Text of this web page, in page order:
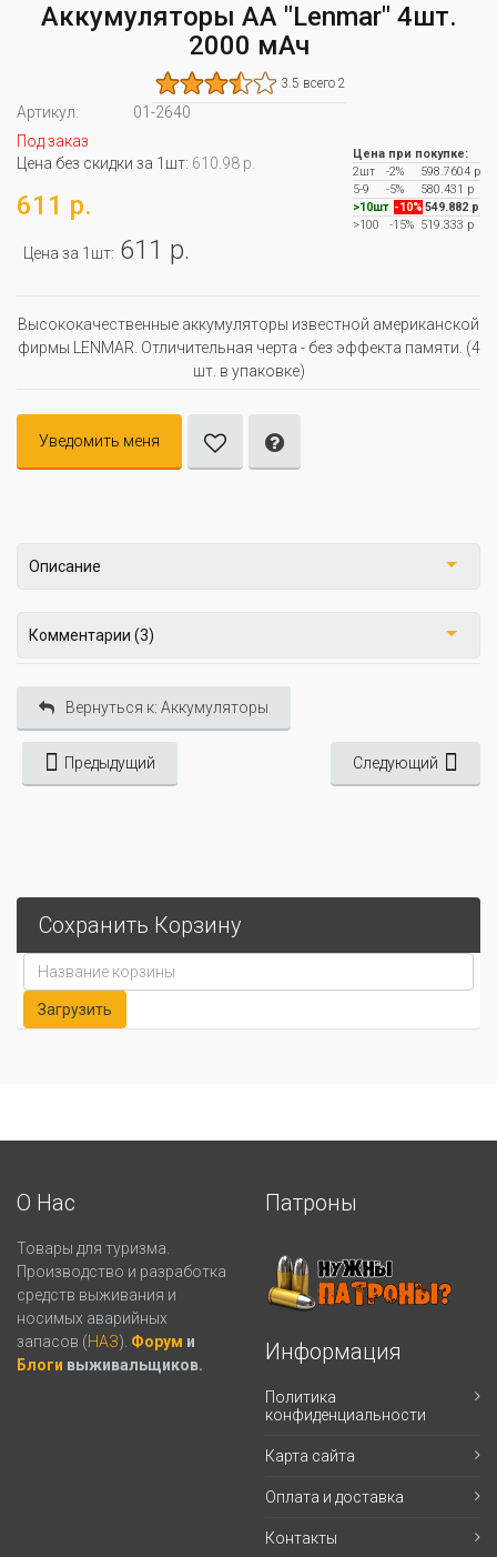
Аккумуляторы АА "Lenmar" 4шт.
2000 мАч
3.5 всего 2
Артикул:
01-2640
Под заказ
Цена без скидки за 1шт: 610.98 р.
611 р.
Цена за 1шт: 611 р.
Цена при покупке:
2шт
-2%
598.7604 р
5-9
-5%
580.431 р
>10шт -10% 549.882 р
>100
-15% 519.333 р
Высококачественные аккумуляторы известной американской
фирмы LENMAR. Отличительная черта - без эффекта памяти. (4
шт. в упаковке)
Уведомить меня
Описание
Комментарии (3)
Вернуться к: Аккумуляторы
Предыдущий Следующий
Сохранить Корзину
О Нас
Товары для туризма.
Производство и разработка
средств выживания и
носимых аварийных
запасов (НАЗ). Форум и
Блоги выживальщиков.
Патроны
Информация
Политика
конфиденциальности
Карта сайта
Оплата и доставка
Контакты